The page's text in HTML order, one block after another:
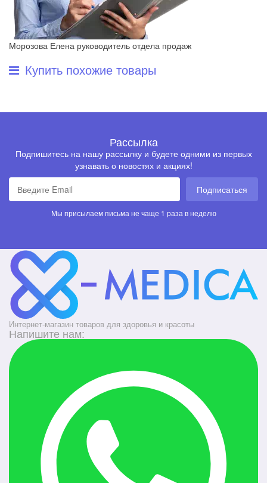
Морозова Елена руководитель отдела продаж
Купить похожие товары
Рассылка
Подпишитесь на нашу рассылку и будете одними из первых
узнавать о новостях и акциях!
Подписаться
Мы присылаем письма не чаще 1 раза в неделю
Интернет-магазин товаров для здоровья и красоты
Напишите нам: